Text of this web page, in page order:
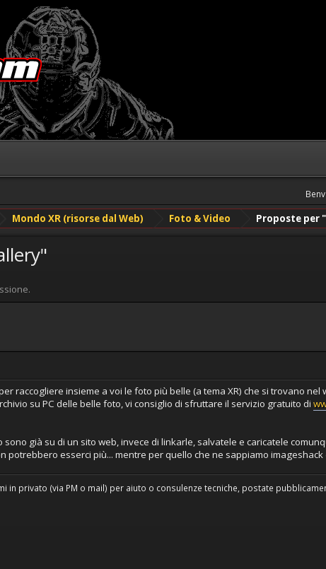
Mondo XR (risorse dal Web) Foto & Video Proposte per
raccogliere insieme a voi le foto più belle (a tema XR) che si trovano nel
su PC delle belle foto, vi consiglio di sfruttare il servizio gratuito di
sono già su di un sito web, invece di linkarle, salvatele e caricatele
potrebbero esserci più... mentre per quello che ne sappiamo
in privato (via PM o mail) per aiuto o consulenze tecniche, postate